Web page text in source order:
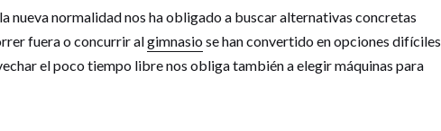
nueva normalidad nos ha obligado a buscar alternativas concretas
fuera o concurrir algimnasiose han convertido en opciones difíciles
el poco tiempo libre nos obliga también a elegir máquinas para